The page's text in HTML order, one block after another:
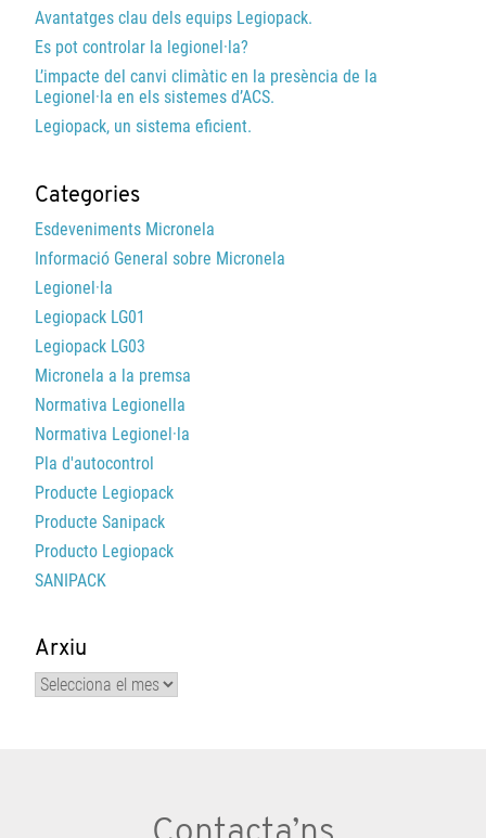
Avantatges clau dels equips Legiopack.
Es pot controlar la legionel·la?
L’impacte del canvi climàtic en la presència de la
Legionel·la en els sistemes d’ACS.
Legiopack, un sistema eficient.
Categories
Esdeveniments Micronela
Informació General sobre Micronela
Legionel·la
Legiopack LG01
Legiopack LG03
Micronela a la premsa
Normativa Legionella
Normativa Legionel·la
Pla d'autocontrol
Producte Legiopack
Producte Sanipack
Producto Legiopack
SANIPACK
Arxiu
Arxiu